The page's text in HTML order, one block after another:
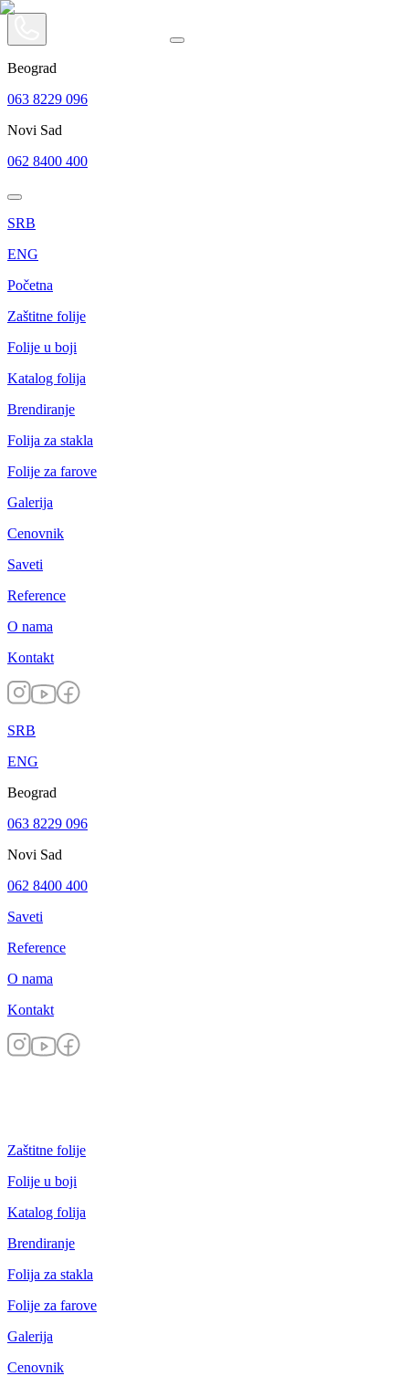
Beograd
063 8229 096
Novi Sad
062 8400 400
SRB
ENG
Početna
Zaštitne folije
Folije u boji
Katalog folija
Brendiranje
Folija za stakla
Folije za farove
Galerija
Cenovnik
Saveti
Reference
O nama
Kontakt
SRB
ENG
Beograd
063 8229 096
Novi Sad
062 8400 400
Saveti
Reference
O nama
Kontakt
Zaštitne folije
Folije u boji
Katalog folija
Brendiranje
Folija za stakla
Folije za farove
Galerija
Cenovnik